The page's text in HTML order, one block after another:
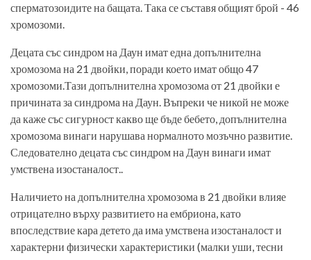
сперматозоидите на бащата. Така се съставя общият брой - 46
хромозоми.
Децата със синдром на Даун имат една допълнителна
хромозома на 21 двойки, поради което имат общо 47
хромозоми.Тази допълнителна хромозома от 21 двойки е
причината за синдрома на Даун. Въпреки че никой не може
да каже със сигурност какво ще бъде бебето, допълнителна
хромозома винаги нарушава нормалното мозъчно развитие.
Следователно децата със синдром на Даун винаги имат
умствена изостаналост..
Наличието на допълнителна хромозома в 21 двойки влияе
отрицателно върху развитието на ембриона, като
впоследствие кара детето да има умствена изостаналост и
характерни физически характеристики (малки уши, тесни